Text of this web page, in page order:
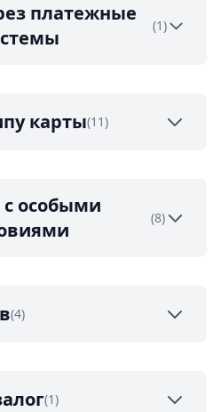
платежные
(1)
карты(11)
особыми
(8)
(4)
(1)